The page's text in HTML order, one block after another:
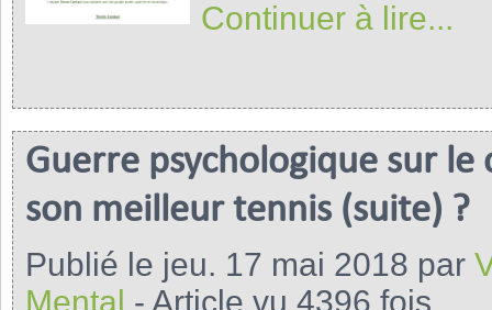
Continuer à lire...
Guerre psychologique sur
son meilleur tennis (suite) ?
Publié le jeu. 17 mai 2018 par
Mental - Article vu 4396 fois